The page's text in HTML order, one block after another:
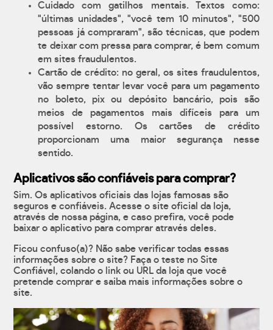
Cuidado com gatilhos mentais. Textos como:
"últimas unidades", "você tem 10 minutos", "500
pessoas já compraram", são técnicas, que podem
te deixar com pressa para comprar, é bem comum
em sites fraudulentos.
Cartão de crédito: no geral, os sites fraudulentos,
vão sempre tentar levar você para um pagamento
no boleto, pix ou depósito bancário, pois são
meios de pagamentos mais difíceis para um
possível estorno. Os cartões de crédito
proporcionam uma maior segurança nesse
sentido.
Aplicativos são confiáveis para comprar?
Sim. Os aplicativos oficiais das lojas famosas são
seguros e confiáveis. Acesse o site oficial da loja,
através de nossa página, e caso prefira, você pode
baixar o aplicativo para comprar através deles.
Ficou confuso(a)? Não sabe verificar todas essas
informações sobre o site? Faça o teste no Site
Confiável, colando o link ou URL da loja que você
pretende comprar e saiba mais informações sobre o
site.